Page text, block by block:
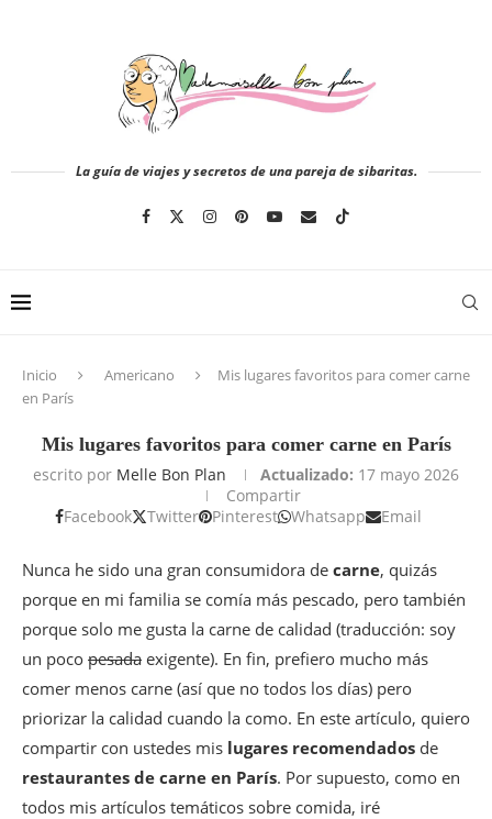
La guía de viajes y secretos de una pareja de sibaritas.
Inicio Americano
Mis lugares favoritos para comer carne
en París
Mis lugares favoritos para comer carne en París
escrito por Melle Bon Plan Actualizado: 17 mayo 2026
Compartir
Facebook
Twitter Pinterest Whatsapp Email
Nunca he sido una gran consumidora de carne, quizás
porque en mi familia se comía más pescado, pero también
porque solo me gusta la carne de calidad (traducción: soy
un poco pesada exigente). En fin, prefiero mucho más
comer menos carne (así que no todos los días) pero
priorizar la calidad cuando la como. En este artículo, quiero
compartir con ustedes mis lugares recomendados de
restaurantes de carne en París. Por supuesto, como en
todos mis artículos temáticos sobre comida, iré